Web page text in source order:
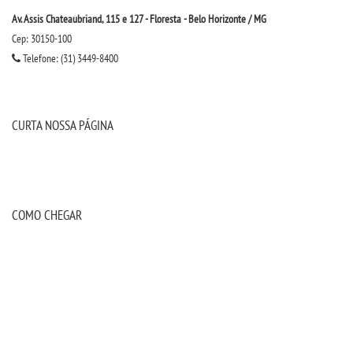
DESTAQUES
REVISTA FACULDADE DE BELO
UNIESP NEWS
LOGIN
Av. Assis Chateaubriand, 115 e 127 - Floresta - Belo Horizonte / MG
Cep: 30150-100
Telefone: (31) 3449-8400
CURTA NOSSA PÁGINA
COMO CHEGAR